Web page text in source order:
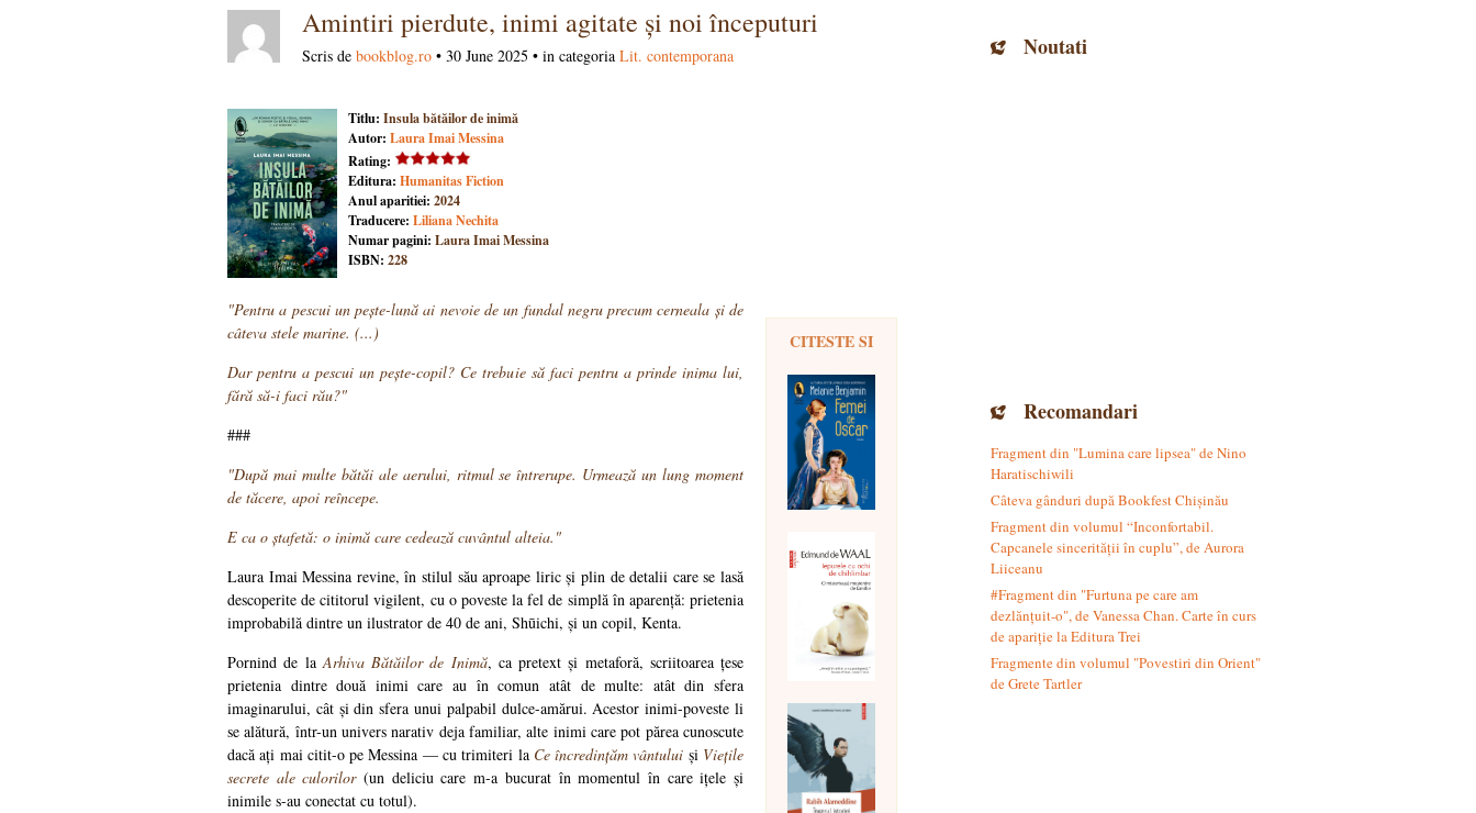
Amintiri pierdute, inimi agitate și noi începuturi
Scris de bookblog.ro • 30 June 2025 • in categoria Lit. contemporana
Titlu: Insula bătăilor de inimă
Autor: Laura Imai Messina
Rating:
Editura: Humanitas Fiction
Anul aparitiei: 2024
Traducere: Liliana Nechita
Numar pagini: Laura Imai Messina
ISBN: 228
"Pentru a pescui un pește-lună ai nevoie de un fundal negru precum cerneala și de
câteva stele marine. (...)
Dar pentru a pescui un pește-copil? Ce trebuie să faci pentru a prinde inima lui,
fără să-i faci rău?"
###
"După mai multe bătăi ale aerului, ritmul se întrerupe. Urmează un lung moment
de tăcere, apoi reîncepe.
E ca o ștafetă: o inimă care cedează cuvântul alteia."
Laura Imai Messina revine, în stilul său aproape liric și plin de detalii care se lasă
descoperite de cititorul vigilent, cu o poveste la fel de simplă în aparență: prietenia
improbabilă dintre un ilustrator de 40 de ani, Shūichi, și un copil, Kenta.
Pornind de laArhiva Bătăilor de Inimă, ca pretext și metaforă, scriitoarea țese
prietenia dintre două inimi care au în comun atât de multe: atât din sfera
imaginarului, cât și din sfera unui palpabil dulce-amărui. Acestor inimi-poveste li
se alătură, într-un univers narativ deja familiar, alte inimi care pot părea cunoscute
dacă ați mai citit-o pe Messina — cu trimiteri la Ce încredințăm vântului și Viețile
secrete ale culorilor(un deliciu care m-a bucurat în momentul în care ițele și
inimile s-au conectat cu totul).
CITESTE SI
Noutati
Recomandari
Fragment din "Lumina care lipsea" de Nino
Haratischiwili
Câteva gânduri după Bookfest Chișinău
Fragment din volumul “Inconfortabil.
Capcanele sincerității în cuplu”, de Aurora
Liiceanu
#Fragment din "Furtuna pe care am
dezlănțuit-o", de Vanessa Chan. Carte în curs
de apariție la Editura Trei
Fragmente din volumul "Povestiri din Orient"
de Grete Tartler